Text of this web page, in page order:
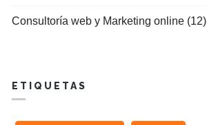
Consultoría web y Marketing online (12)
ETIQUETAS